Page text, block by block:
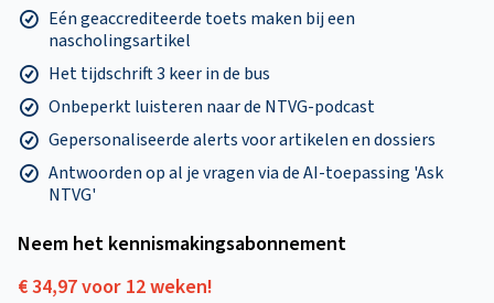
Eén geaccrediteerde toets maken bij een
nascholingsartikel
Het tijdschrift 3 keer in de bus
Onbeperkt luisteren naar de NTVG-podcast
Gepersonaliseerde alerts voor artikelen en dossiers
Antwoorden op al je vragen via de AI-toepassing 'Ask
NTVG'
Neem het kennismakings­abonnement
€ 34,97 voor 12 weken!